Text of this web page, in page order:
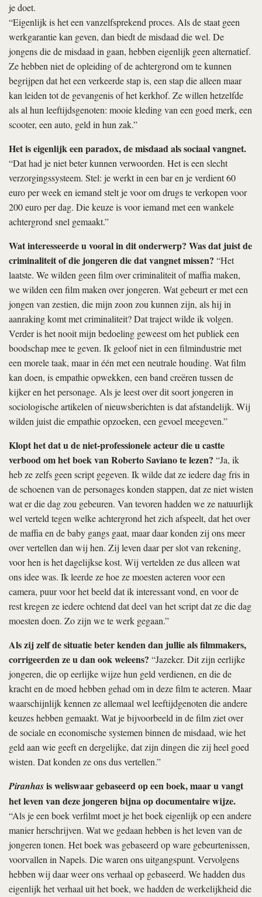
je doet.
“Eigenlijk is het een vanzelfsprekend proces. Als de staat geen
werkgarantie kan geven, dan biedt de misdaad die wel. De
jongens die de misdaad in gaan, hebben eigenlijk geen alternatief.
Ze hebben niet de opleiding of de achtergrond om te kunnen
begrijpen dat het een verkeerde stap is, een stap die alleen maar
kan leiden tot de gevangenis of het kerkhof. Ze willen hetzelfde
als al hun leeftijdsgenoten: mooie kleding van een goed merk, een
scooter, een auto, geld in hun zak.”
Het is eigenlijk een paradox, de misdaad als sociaal vangnet.
“Dat had je niet beter kunnen verwoorden. Het is een slecht
verzorgingssysteem. Stel: je werkt in een bar en je verdient 60
euro per week en iemand stelt je voor om drugs te verkopen voor
200 euro per dag. Die keuze is voor iemand met een wankele
achtergrond snel gemaakt.”
Wat interesseerde u vooral in dit onderwerp? Was dat juist de
criminaliteit of die jongeren die dat vangnet missen? “Het
laatste. We wilden geen film over criminaliteit of maffia maken,
we wilden een film maken over jongeren. Wat gebeurt er met een
jongen van zestien, die mijn zoon zou kunnen zijn, als hij in
aanraking komt met criminaliteit? Dat traject wilde ik volgen.
Verder is het nooit mijn bedoeling geweest om het publiek een
boodschap mee te geven. Ik geloof niet in een filmindustrie met
een morele taak, maar in één met een neutrale houding. Wat film
kan doen, is empathie opwekken, een band creëren tussen de
kijker en het personage. Als je leest over dit soort jongeren in
sociologische artikelen of nieuwsberichten is dat afstandelijk. Wij
wilden juist die empathie opzoeken, een gevoel meegeven.”
Klopt het dat u de niet-professionele acteur die u castte
verbood om het boek van Roberto Saviano te lezen? “Ja, ik
heb ze zelfs geen script gegeven. Ik wilde dat ze iedere dag fris in
de schoenen van de personages konden stappen, dat ze niet wisten
wat er die dag zou gebeuren. Van tevoren hadden we ze natuurlijk
wel verteld tegen welke achtergrond het zich afspeelt, dat het over
de maffia en de baby gangs gaat, maar daar konden zij ons meer
over vertellen dan wij hen. Zij leven daar per slot van rekening,
voor hen is het dagelijkse kost. Wij vertelden ze dus alleen wat
ons idee was. Ik leerde ze hoe ze moesten acteren voor een
camera, puur voor het beeld dat ik interessant vond, en voor de
rest kregen ze iedere ochtend dat deel van het script dat ze die dag
moesten doen. Zo zijn we te werk gegaan.”
Als zij zelf de situatie beter kenden dan jullie als filmmakers,
corrigeerden ze u dan ook weleens? “Jazeker. Dit zijn eerlijke
jongeren, die op eerlijke wijze hun geld verdienen, en die de
kracht en de moed hebben gehad om in deze film te acteren. Maar
waarschijnlijk kennen ze allemaal wel leeftijdgenoten die andere
keuzes hebben gemaakt. Wat je bijvoorbeeld in de film ziet over
de sociale en economische systemen binnen de misdaad, wie het
geld aan wie geeft en dergelijke, dat zijn dingen die zij heel goed
wisten. Dat konden ze ons dus vertellen.”
Piranhasis weliswaar gebaseerd op een boek, maar u vangt
het leven van deze jongeren bijna op documentaire wijze.
“Als je een boek verfilmt moet je het boek eigenlijk op een andere
manier herschrijven. Wat we gedaan hebben is het leven van de
jongeren tonen. Het boek was gebaseerd op ware gebeurtenissen,
voorvallen in Napels. Die waren ons uitgangspunt. Vervolgens
hebben wij daar weer ons verhaal op gebaseerd. We hadden dus
eigenlijk het verhaal uit het boek, we hadden de werkelijkheid die